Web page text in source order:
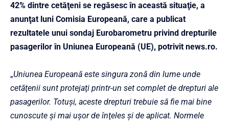
42% dintre cetăţeni se regăsesc în această situaţie, a
anunţat luni Comisia Europeană, care a publicat
rezultatele unui sondaj Eurobarometru privind drepturile
pasagerilor în Uniunea Europeană (UE), potrivit news.ro.
„Uniunea Europeană este singura zonă din lume unde
cetăţenii sunt protejaţi printr-un set complet de drepturi ale
pasagerilor. Totuşi, aceste drepturi trebuie să fie mai bine
cunoscute şi mai uşor de înţeles şi de aplicat. Normele